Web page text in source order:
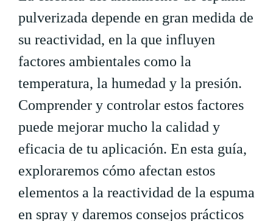
pulverizada depende en gran medida de
su reactividad, en la que influyen
factores ambientales como la
temperatura, la humedad y la presión.
Comprender y controlar estos factores
puede mejorar mucho la calidad y
eficacia de tu aplicación. En esta guía,
exploraremos cómo afectan estos
elementos a la reactividad de la espuma
en spray y daremos consejos prácticos